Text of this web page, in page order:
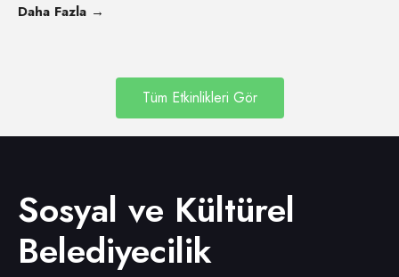
Daha Fazla →
Tüm Etkinlikleri Gör
Sosyal ve Kültürel
Belediyecilik